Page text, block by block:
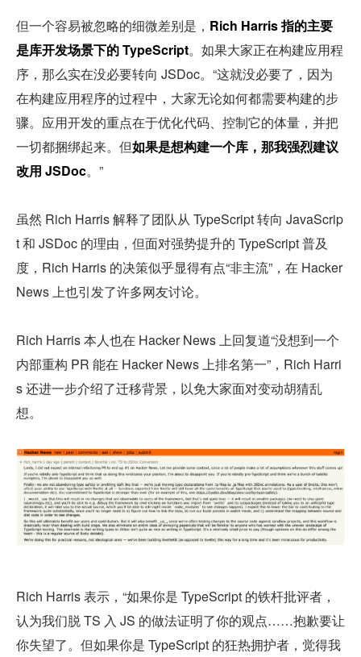
但一个容易被忽略的细微差别是， Rich Harris 指的主要
是库开发场景下的 TypeScript。如果大家正在构建应用程
序，那么实在没必要转向 JSDoc。“这就没必要了，因为
在构建应用程序的过程中，大家无论如何都需要构建的步
骤。应用开发的重点在于优化代码、控制它的体量，并把
一切都捆绑起来。但如果是想构建一个库，那我强烈建议
改用 JSDoc。”
虽然 Rich Harris 解释了团队从 TypeScript 转向 JavaScrip
t 和 JSDoc 的理由，但面对强势提升的 TypeScript 普及
度，Rich Harris 的决策似乎显得有点“非主流”，在 Hacker
News 上也引发了许多网友讨论。
Rich Harris 本人也在 Hacker News 上回复道“没想到一个
内部重构 PR 能在 Hacker News 上排名第一”，Rich Harri
s 还进一步介绍了迁移背景，以免大家面对变动胡猜乱
想。
Rich Harris 表示，“如果你是 TypeScript 的铁杆批评者，
认为我们脱 TS 入 JS 的做法证明了你的观点……抱歉要让
你失望了。但如果你是 TypeScript 的狂热拥护者，觉得我